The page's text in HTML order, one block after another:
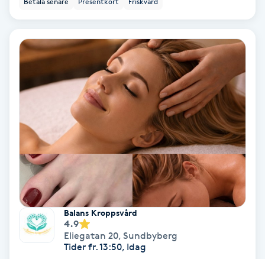
Babylights
Balayage
Bambumassage
Barber
Barnklippning
BIAB
Balans Kroppsvård
4.9
Eliegatan 20, Sundbyberg
Tider fr. 13:50, Idag